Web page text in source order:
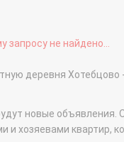
не найдено...
деревня
новые объявления.
хозяевами квартир,